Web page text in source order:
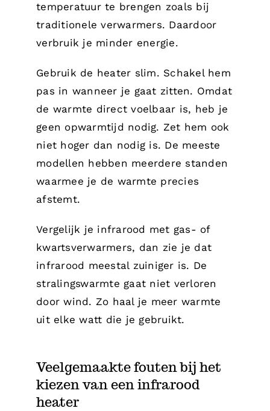
temperatuur te brengen zoals bij
traditionele verwarmers. Daardoor
verbruik je minder energie.
Gebruik de heater slim. Schakel hem
pas in wanneer je gaat zitten. Omdat
de warmte direct voelbaar is, heb je
geen opwarmtijd nodig. Zet hem ook
niet hoger dan nodig is. De meeste
modellen hebben meerdere standen
waarmee je de warmte precies
afstemt.
Vergelijk je infrarood met gas- of
kwartsverwarmers, dan zie je dat
infrarood meestal zuiniger is. De
stralingswarmte gaat niet verloren
door wind. Zo haal je meer warmte
uit elke watt die je gebruikt.
Veelgemaakte fouten bij het
kiezen van een infrarood
heater